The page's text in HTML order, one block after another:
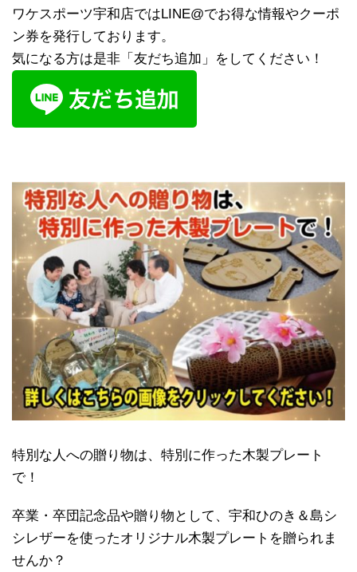
ワケスポーツ宇和店ではLINE@でお得な情報やクーポ
ン券を発行しております。
気になる方は是非「友だち追加」をしてください！
特別な人への贈り物は、特別に作った木製プレート
で！
卒業・卒団記念品や贈り物として、宇和ひのき＆島シ
シレザーを使ったオリジナル木製プレートを贈られま
せんか？